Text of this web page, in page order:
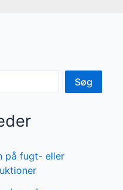
Søg
på fugt- eller